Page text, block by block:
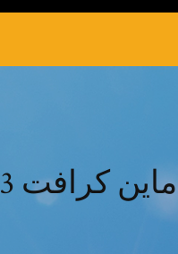
ماين كرافت 1.13 جرة تنزيل